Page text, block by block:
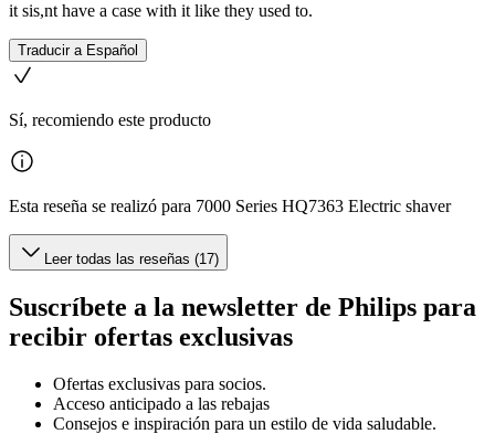
it sis,nt have a case with it like they used to.
Traducir a Español
Sí, recomiendo este producto
Esta reseña se realizó para 7000 Series HQ7363 Electric shaver
Leer todas las reseñas (17)
Suscríbete a la newsletter de Philips para
recibir ofertas exclusivas
Ofertas exclusivas para socios.
Acceso anticipado a las rebajas
Consejos e inspiración para un estilo de vida saludable.